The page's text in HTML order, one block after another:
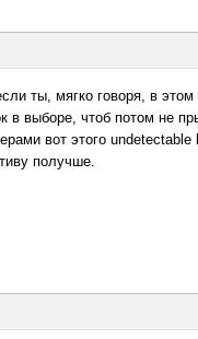
ты, мягко говоря, в
в выборе, чтоб потом не
вот этого undetectable
получше.